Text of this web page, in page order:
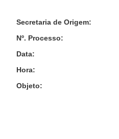
Secretaria de Origem:
Nº. Processo:
Data:
Hora:
Objeto: